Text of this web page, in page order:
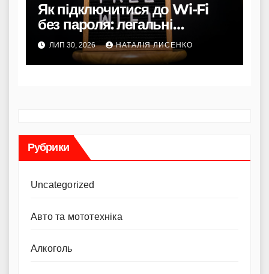
Як підключитися до Wi-Fi
без пароля: легальні
способи
ЛИП 30, 2026 НАТАЛІЯ ЛИСЕНКО
Рубрики
Uncategorized
Авто та мототехніка
Алкоголь